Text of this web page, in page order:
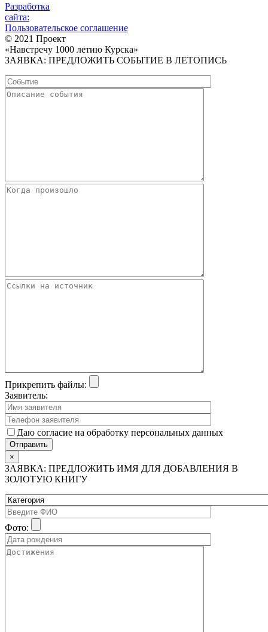
Разработка
сайта:
Пользовательское соглашение
© 2021 Проект
«Навстречу 1000 летию Курска»
ЗАЯВКА: ПРЕДЛОЖИТЬ СОБЫТИЕ В ЛЕТОПИСЬ
Прикрепить файлы:
Заявитель:
Даю согласие на обработку персональных данных
×
ЗАЯВКА: ПРЕДЛОЖИТЬ ИМЯ ДЛЯ ДОБАВЛЕНИЯ В
ЗОЛОТУЮ КНИГУ
Фото: